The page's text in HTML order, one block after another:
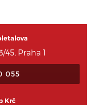
45, Praha 1
055
Krč